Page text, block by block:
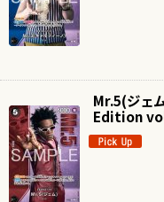
Mr.5(ジェ
Edition